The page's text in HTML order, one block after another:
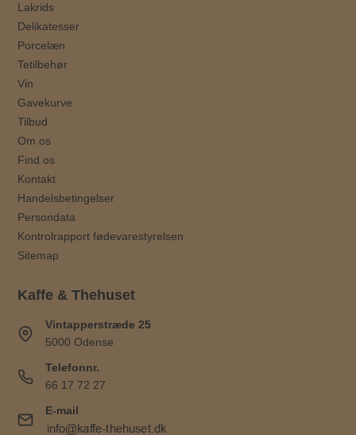
Lakrids
Delikatesser
Porcelæn
Tetilbehør
Vin
Gavekurve
Tilbud
Om os
Find os
Kontakt
Handelsbetingelser
Persondata
Kontrolrapport fødevarestyrelsen
Sitemap
Kaffe & Thehuset
Vintapperstræde 25
5000 Odense
Telefonnr.
66 17 72 27
E-mail